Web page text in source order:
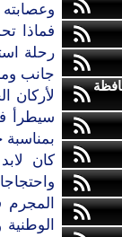
فماذا
رحلة
جانب
لأركان
سيطرأ
كان
المجرم